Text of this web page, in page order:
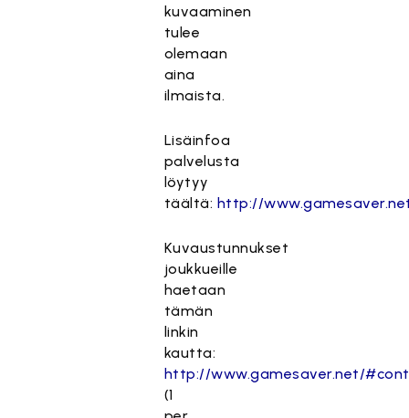
kuvaaminen
tulee
olemaan
aina
ilmaista.
Lisäinfoa
palvelusta
löytyy
täältä: http://
Kuvaustunnukset
joukkueille
haetaan
tämän
linkin
kautta:
http://www.gamesaver.net/
(1